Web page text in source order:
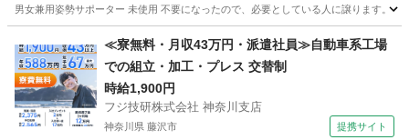
男女兼用姿勢サポーター 未使用 不要になったので、必要としている人に譲ります。
西大井駅 その他
≪寮無料・月収43万円・派遣社員≫自動車系工場
での組立・加工・プレス 交替制
時給1,900円
フジ技研株式会社 神奈川支店
神奈川県 藤沢市 提携サイト